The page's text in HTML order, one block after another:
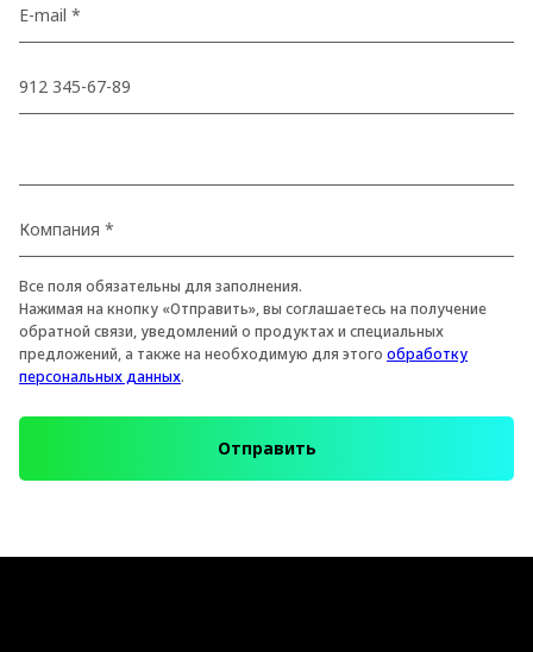
Все поля обязательны для заполнения.
Нажимая на кнопку «Отправить», вы соглашаетесь на получение
обратной связи, уведомлений о продуктах и специальных
предложений, а также на необходимую для этого обработку
персональных данных.
Отправить